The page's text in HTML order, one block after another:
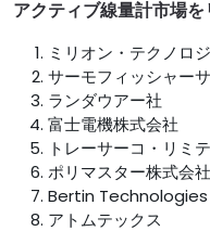
アクティブ線量計市場
ミリオン・テクノロ
サーモフィッシャー
ランダウアー社
富士電機株式会社
トレーサーコ・リミ
ポリマスター株式会社
Bertin Technologies
アトムテックス